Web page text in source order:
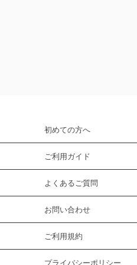
初めての方へ
ご利用ガイド
よくあるご質問
お問い合わせ
ご利用規約
プライバシーポリシー